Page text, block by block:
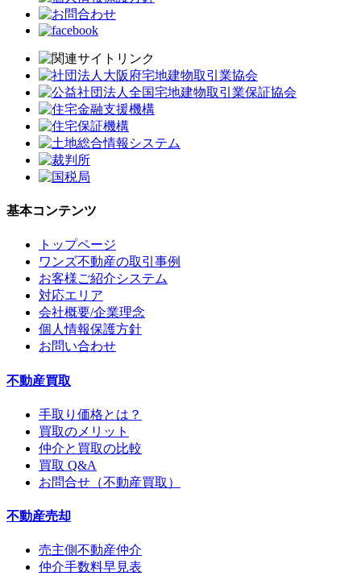
基本コンテンツ
トップページ
ワンズ不動産の取引事例
お客様ご紹介システム
対応エリア
会社概要/企業理念
個人情報保護方針
お問い合わせ
不動産買取
手取り価格とは？
買取のメリット
仲介と買取の比較
買取 Q&A
お問合せ（不動産買取）
不動産売却
売主側不動産仲介
仲介手数料早見表